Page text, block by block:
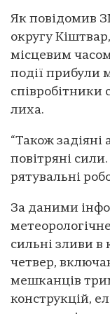
Як повідомив
округу
місцевим
події прибули
співробітники
лиха.
“Також задіяні
повітряні
рятувальні
За даними
сильні зливи в
четвер,
мешканців
конструкцій,